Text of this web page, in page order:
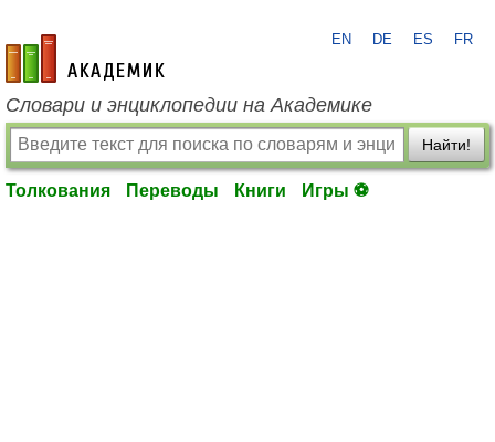
academic.ru
EN DE ES FR
Словари и энциклопедии на Академике
Найти!
Толкования Переводы Книги Игры ⚽